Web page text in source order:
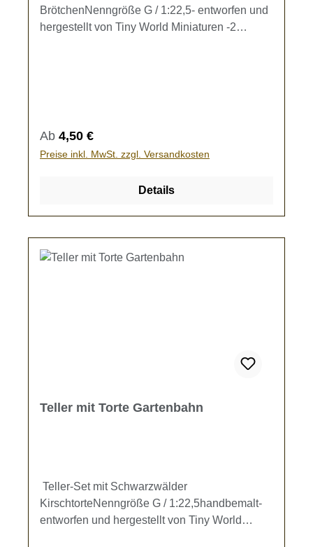
BrötchenNenngröße G / 1:22,5- entworfen und
hergestellt von Tiny World Miniaturen -2
Regulärer Preis:
Ab 4,50 €
Preise inkl. MwSt. zzgl. Versandkosten
Details
Teller mit Torte Gartenbahn
Teller-Set mit Schwarzwälder
KirschtorteNenngröße G / 1:22,5handbemalt-
entworfen und hergestellt von Tiny World